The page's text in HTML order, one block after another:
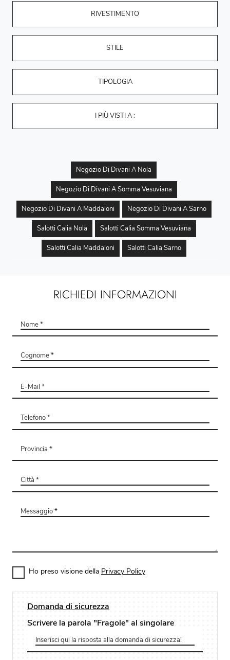
RIVESTIMENTO
STILE
TIPOLOGIA
I PIÙ VISTI A :
Negozio Di Divani A Nola
Negozio Di Divani A Somma Vesuviana
Negozio Di Divani A Maddaloni Negozio Di Divani A Sarno
Salotti Calia Nola Salotti Calia Somma Vesuviana
Salotti Calia Maddaloni Salotti Calia Sarno
RICHIEDI INFORMAZIONI
Ho preso visione della Privacy Policy
Domanda di sicurezza
Scrivere la parola "Fragole" al singolare